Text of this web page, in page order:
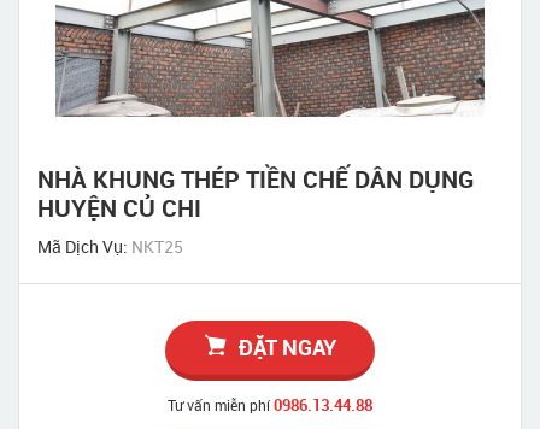
NHÀ KHUNG THÉP TIỀN CHẾ DÂN DỤNG
HUYỆN CỦ CHI
Mã Dịch Vụ: NKT25
ĐẶT NGAY
Tư vấn miễn phí0986.13.44.88